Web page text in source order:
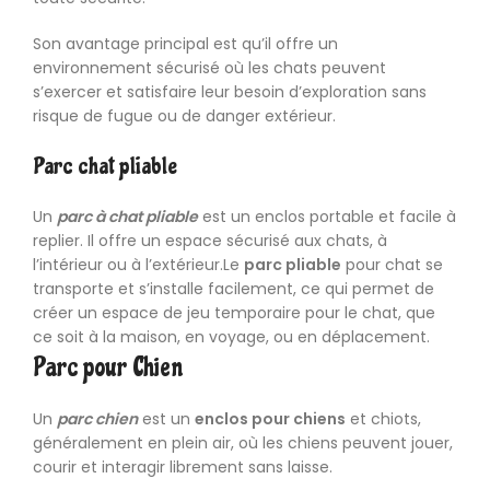
Son avantage principal est qu’il offre un
environnement sécurisé où les chats peuvent
s’exercer et satisfaire leur besoin d’exploration sans
risque de fugue ou de danger extérieur.
Parc chat pliable
Un parc à chat pliableest un enclos portable et facile à
replier. Il offre un espace sécurisé aux chats, à
l’intérieur ou à l’extérieur.Le parc pliable pour chat se
transporte et s’installe facilement, ce qui permet de
créer un espace de jeu temporaire pour le chat, que
ce soit à la maison, en voyage, ou en déplacement.
Parc pour Chien
Un parc chienest un enclos pour chiens et chiots,
généralement en plein air, où les chiens peuvent jouer,
courir et interagir librement sans laisse.